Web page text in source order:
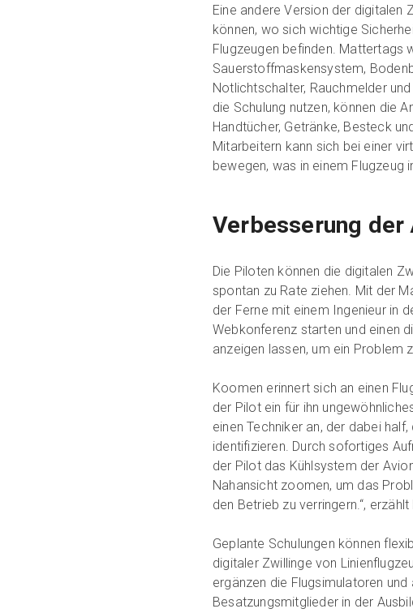
Eine andere Version der digitalen
können, wo sich wichtige
Flugzeugen befinden. Mattertags
Sauerstoffmaskensystem,
Notlichtschalter, Rauchmelder
die Schulung nutzen, können die
Handtücher, Getränke, Besteck
Mitarbeitern kann sich bei einer
bewegen, was in einem Flugzeug
Verbesserung
Die Piloten können die digitalen
spontan zu Rate ziehen. Mit der
der Ferne mit einem Ingenieur in
Webkonferenz starten und einen
anzeigen lassen, um ein Problem
Koomen erinnert sich an einen
der Pilot ein für ihn
einen Techniker an, der dabei
identifizieren. Durch sofortiges
der Pilot das Kühlsystem der
Nahansicht zoomen, um das
den Betrieb zu verringern.“,
Geplante Schulungen können
digitaler Zwillinge von
ergänzen die Flugsimulatoren
Besatzungsmitglieder in der